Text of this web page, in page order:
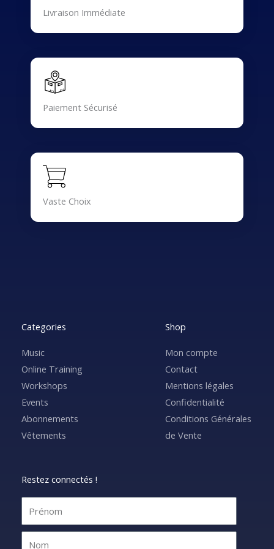
Livraison Immédiate
Paiement Sécurisé
Vaste Choix
Categories
Music
Online Training
Workshops
Events
Abonnements
Vêtements
Shop
Mon compte
Contact
Mentions légales
Confidentialité
Conditions Générales
de Vente
Restez connectés !